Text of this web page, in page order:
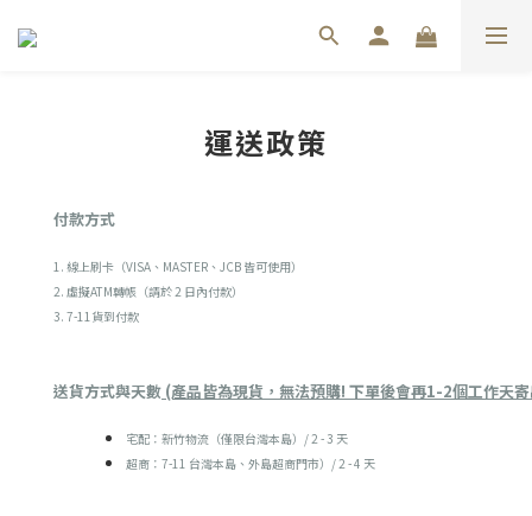
運送政策
付款方式
1. 線上刷卡（VISA、MASTER、JCB 皆可使用）
2. 虛擬ATM轉帳（請於 2 日內付款）
3. 7-11貨到付款
送貨方式與天數 (產品皆為現貨，無法預購! 下單後會再1-2個工作天
宅配：新竹物流（僅限台灣本島）/ 2 - 3 天
超商：7-11 台灣本島、外島超商門市）/ 2 - 4 天